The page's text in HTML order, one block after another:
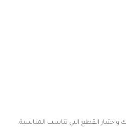
القطع التي تناسب المناسبة.